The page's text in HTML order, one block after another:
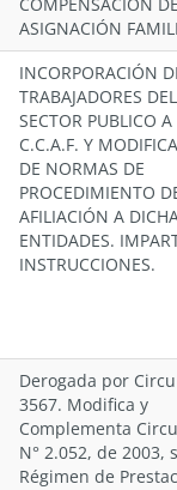
ASIGNACIÓN
INCORPORACIÓN
TRABAJADORES DEL
SECTOR PUBLICO A
C.C.A.F. Y
DE NORMAS DE
PROCEDIMIENTO
AFILIACIÓN A
ENTIDADES.
INSTRUCCIONES.
Derogada por
3567. Modifica y
Complementa
N° 2.052, de 2003,
Régimen de